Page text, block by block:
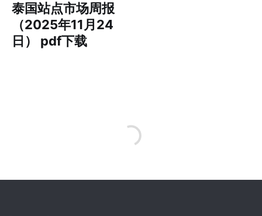
泰国站点市场周报
（2025年11月24
日） pdf下载